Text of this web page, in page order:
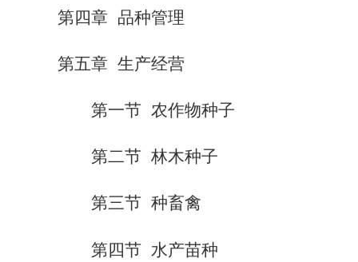
第四章 品种管理
第五章 生产经营
第一节 农作物种子
第二节 林木种子
第三节 种畜禽
第四节 水产苗种